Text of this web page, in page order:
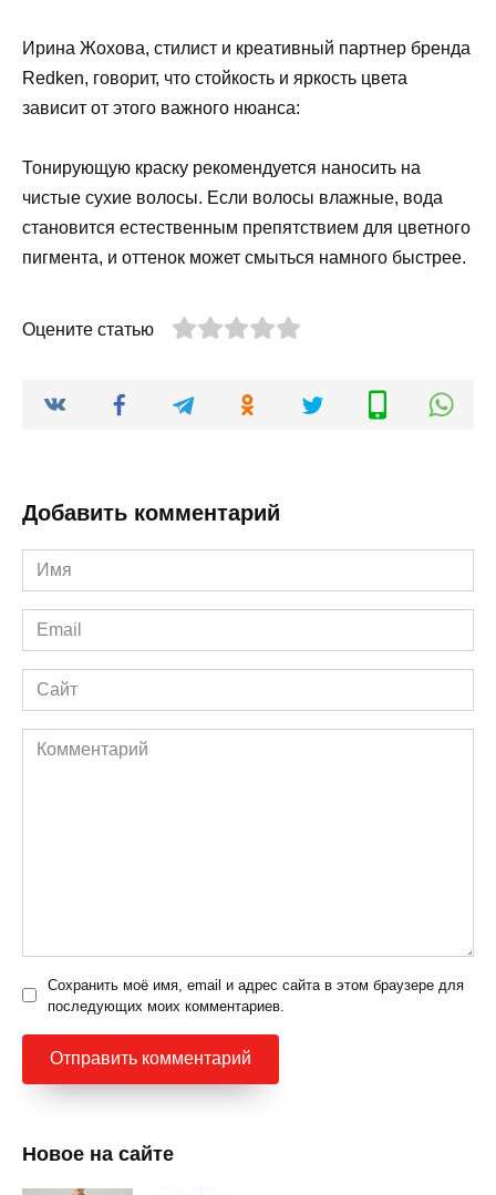
Ирина Жохова, стилист и креативный партнер бренда
Redken, говорит, что стойкость и яркость цвета
зависит от этого важного нюанса:
Тонирующую краску рекомендуется наносить на
чистые сухие волосы. Если волосы влажные, вода
становится естественным препятствием для цветного
пигмента, и оттенок может смыться намного быстрее.
Оцените статью
Добавить комментарий
Имя
*
Email
*
Сайт
Комментарий
Сохранить моё имя, email и адрес сайта в этом браузере для
последующих моих комментариев.
Новое на сайте